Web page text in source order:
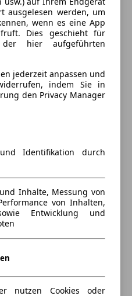
ausgelesen werden, um
wenn es eine App
Dies geschieht für
hier aufgeführten
jederzeit anpassen und
indem Sie in
den Privacy Manager
Identifikation durch
Inhalte, Messung von
von Inhalten,
Entwicklung und
nutzen Cookies oder